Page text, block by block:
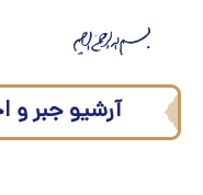
آرشیو جبر و اختیار